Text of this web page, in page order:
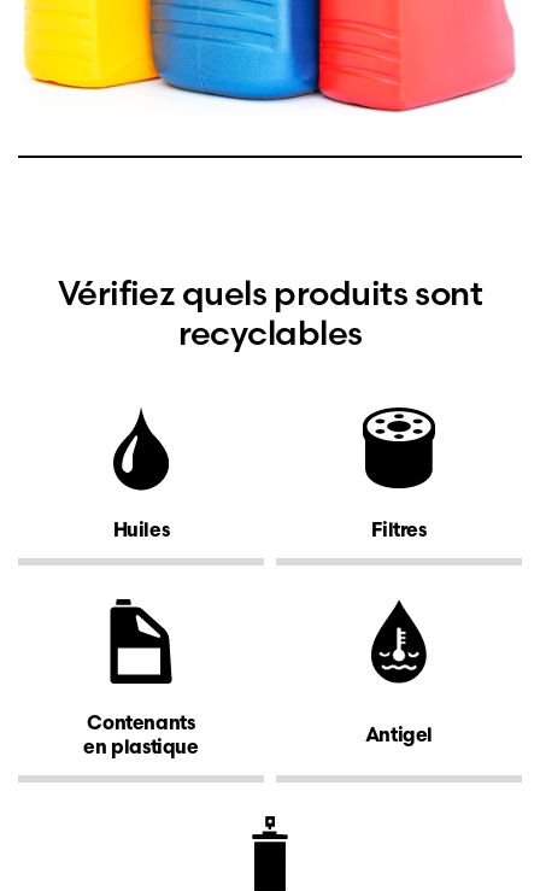
Vérifiez quels produits sont
recyclables
Huiles Filtres
Contenants
en plastique
Antigel